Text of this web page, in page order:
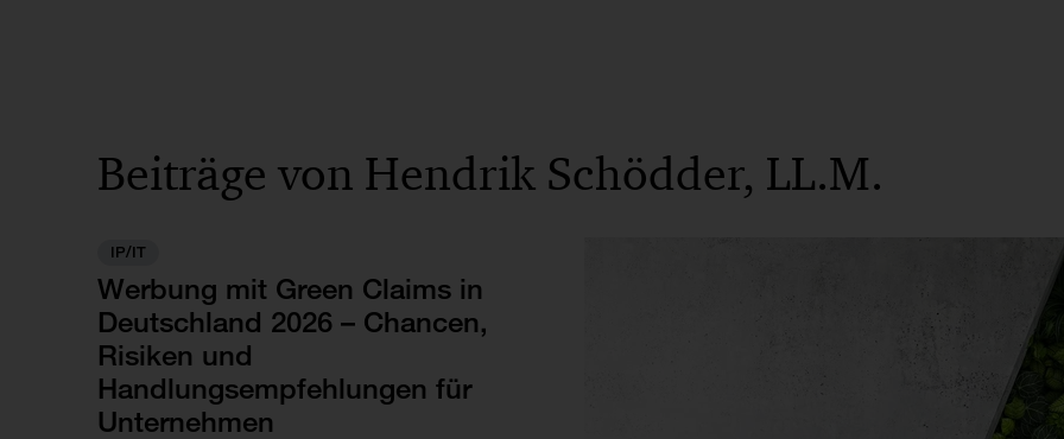
Beiträge von Hendrik Schödder, LL.M.
IP/IT
Werbung mit Green Claims in
Deutschland 2026 – Chancen,
Risiken und
Handlungsempfehlungen für
Unternehmen